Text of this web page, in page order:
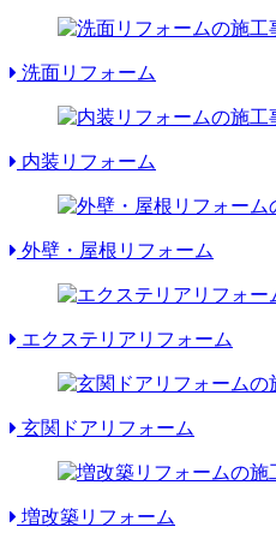
洗面リフォーム
内装リフォーム
外壁・屋根リフォーム
エクステリアリフォーム
玄関ドアリフォーム
増改築リフォーム